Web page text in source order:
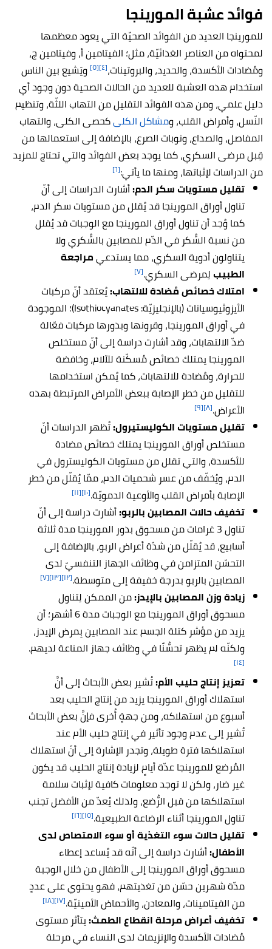
فوائد عشبة المورينجا
للمورينجا العديد من الفوائد الصحيّة التي يعود معظمها
لمحتواه من العناصر الغذائيّة، مثل؛ الفيتامين أ، وفيتامين ج،
ومُضادات الأكسدة، والحديد، والبروتينات،[٤] [٥]
ويَشيع بين الناس
استخدام هذه العشبة للعديد من الحالات الصحية دون وجود أي
دليل علمي، ومن هذه الفوائد التقليل من التهاب اللثّة، وتنظيم
النّسل، وأمراض القلب، ومشاكل الكلىكحصى الكلى، والتهاب
المفاصل، والصداع، ونوبات الصرع، بالإضافة إلى استعمالها من
قِبل مرضى السكري، كما يوجد بعض الفوائد والتي تحتاج للمزيد
من الدراسات لإثباتها، ومنها ما يأتي:[٦]
تقليل مستويات سكر الدم:أشارت الدراسات إلى أنّ
تناول أوراق المورينجا قد يُقلل من مستويات سكر الدم،
كما وُجد أن تناول أوراق المورينجا مع الوجبات قد يُقلل
من نسبة السُّكر في الدّم للمصابين بالسُّكري ولا
يتناولون أدوية السكري، مما يستدعيمراجعة
الطبيب لِمرضى السكري.[٧]
امتلاك خصائص مُضادة للالتهاب:يُعتقد أنّ مركبات
الأيزوثيوسيانات (بالإنجليزيّة: Isothiocyanates)؛ الموجودة
في أوراق المورينجا، وقرونها وبذورها مركبات فعّالة
ضدّ الالتهابات، وقد أشارت دراسة إلى أنّ مستخلص
المورينجا يمتلك خصائص مُسكّنة للآلام، وخافضة
للحرارة، ومُضادة للالتهابات، كما يُمكن استخدامها
للتقليل من خطر الإصابة ببعض الأمراض المرتبطة بهذه
الأعراض.[٨] [٩]
تقليل مستويات الكوليستيرول:تُظهر الدراسات أنّ
مستخلص أوراق المورينجا يمتلك خصائص مضادة
للأكسدة، والتي تقلل من مستويات الكوليسترول في
الدم، ويُخفّف من عسر شحميات الدم، ممّا يُقلّل من خطر
الإصابة بأمراض القلب والأوعية الدمويّة.[١٠] [١١]
تخفيف حالات المصابين بالربو:أشارت دراسة إلى أنّ
تناول 3 غرامات من مسحوق بذور المورينجا مدة ثلاثة
أسابيع، قد يُقلّل من شدّة أعراض الربو، بالإضافة إلى
التحسّن المتزامن في وظائف الجهاز التنفسيّ لدى
المصابين بالربو بدرجة خفيفة إلى متوسطة.[١٢] [١٣] [٧]
زيادة وزن المصابين بالإيدز:من الممكن لِتناول
مسحوق أوراق المورينجا مع الوجبات مدة 6 أشهر؛ أن
يزيد من مؤشر كتلة الجسم عند المصابين بِمرض الإيدز،
ولكنّه لم يظهر تحسُّنًا في وظائف جهاز المناعة لديهم.
[١٤]
تعزيز إنتاج حليب الأم:تُشير بعض الأبحاث إلى أنَّ
استهلاك أوراق المورينجا يزيد من إنتاج الحليب بعد
أسبوع من استهلاكه، ومن جهةٍ أُخرى فإنَّ بعض الأبحاث
تُشير إلى عدم وجود تأثير في إنتاج حليب الأم عند
استهلاكها فترة طويلة، وتجدر الإشارة إلى أنّ استهلاك
المُرضع للمورينجا عدّة أيامٍ لزيادة إنتاج الحليب قد يكون
غير ضار، ولكن لا توجد معلومات كافية لإثبات سلامة
استهلاكها من قبل الرُّضع، ولذلك يُعدّ من الأفضل تجنب
تناول المورينجا أثناء الرضاعة الطبيعية.[١٥] [١٦]
تقليل حالات سوء التغذية أو سوء الامتصاص لدى
الأطفال:أشارت دراسة إلى أنّه قد يُساعد إعطاء
مسحوق أوراق المورينجا إلى الأطفال من خلال الوجبة
مدّة شهرين حسّن من تغذيتهم، فهو يحتوي على عددٍ
من الفيتامينات، والمعادن، والأحماض الأمينيّة.[١٧] [١٨]
تخفيف أعراض مرحلة انقطاع الطمث:يتأثر مستوى
مُضادات الأكسدة والإنزيمات لدى النساء في مرحلة